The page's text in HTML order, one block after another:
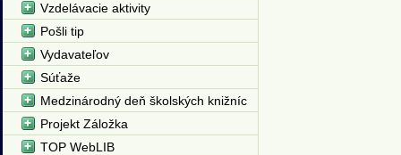
Vzdelávacie aktivity
Pošli tip
Vydavateľov
Súťaže
Medzinárodný deň školských knižníc
Projekt Záložka
TOP WebLIB